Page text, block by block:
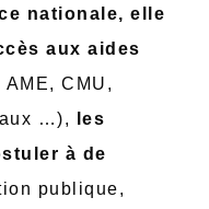
nationale, elle
aux aides
CMU,
…),
les
à de
publique,